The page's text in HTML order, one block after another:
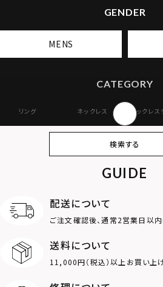
GENDER
MENS
CATEGORY
リング ネックレス ネックレ
オンラインストア
ギフトボ
ダブルリング
検索する
GUIDE
配送について
ご注文確認後、通常2営業日以
送料について
11,000円（税込）以上お買い上